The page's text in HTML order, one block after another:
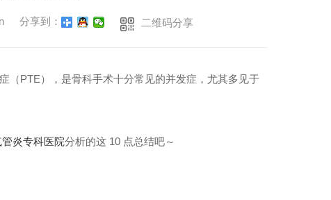
分享到： 二维码分享
（PTE），是骨科手术十分常见的并发症，尤其多见于
管炎专科医院分析的这 10 点总结吧～